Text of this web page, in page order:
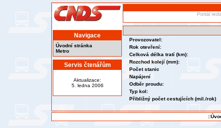
Navigace
Úvodní stránka
Metro
Servis čtenářům
Aktualizace:
5. ledna 2006
Portál
Provozovatel:
Rok otevření:
Celková délka tratí (km):
Rozchod kolejí (mm):
Počet stanic
Napájení
Odběr proudu:
Typ kol:
Přibližný počet cestujících (mil./rok)